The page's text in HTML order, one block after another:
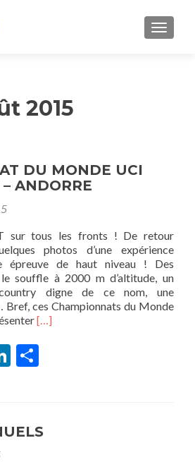
2015
DU MONDE UCI
ANDORRE
sur tous les fronts ! De retour
photos d’une expérience
épreuve de haut niveau ! Des
souffle à 2000 m d’altitude, un
digne de ce nom, une
ces Championnats du Monde
En
plus
surCHAMPIONNAT
VTT
[…]
LinkedIn